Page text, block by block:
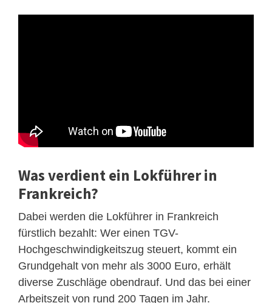
Was verdient ein Lokführer in
Frankreich?
Dabei werden die Lokführer in Frankreich
fürstlich bezahlt: Wer einen TGV-
Hochgeschwindigkeitszug steuert, kommt ein
Grundgehalt von mehr als 3000 Euro, erhält
diverse Zuschläge obendrauf. Und das bei einer
Arbeitszeit von rund 200 Tagen im Jahr.